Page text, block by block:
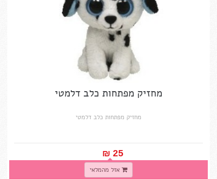
מחזיק מפתחות כלב דלמטי
מחזיק מפתחות כלב דלמטי
25 ₪‎
אזל מהמלאי